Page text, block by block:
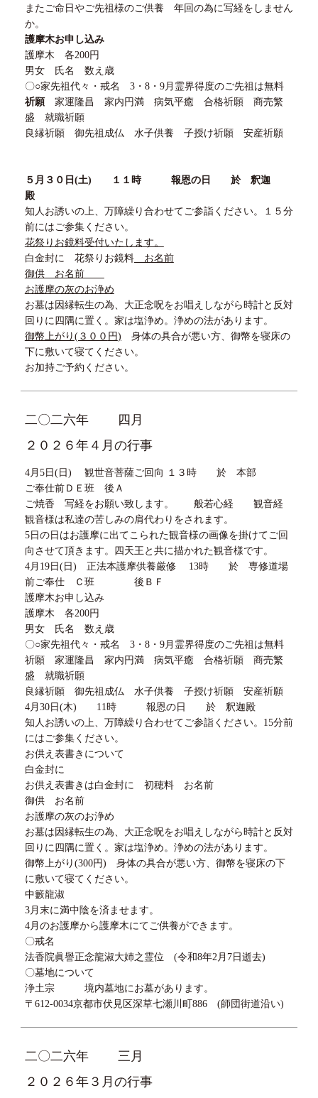
またご命日やご先祖様のご供養 年回の為に写経をしません
か。
護摩木お申し込み
護摩木 各200円
男女 氏名 数え歳
〇○家先祖代々・戒名 3・ 8・ 9月霊界得度のご先祖は無料
祈願 家運隆昌 家内円満 病気平癒 合格祈願 商売繁
盛 就職祈願
良縁祈願 御先祖成仏 水子供養 子授け祈願 安産祈願
５ 月 ３０ 日 (土) １１ 時 報恩の日 於 釈迦
殿
知人お誘いの上、万障繰り合わせてご参詣ください。１５分
前にはご参集ください。
花祭りお鏡料受付いたします。
白金封に 花祭りお鏡料お名前
御供 お名前
お護摩の灰のお浄め
お墓は因縁転生の為、大正念呪をお唱えしながら時計と反対
回りに四隅に置く。家は塩浄め。浄めの法があります。
御幣上がり (３００ 円) 身体の具合が悪い方、御幣を寝床の
下に敷いて寝てください。
お加持ご予約ください。
二〇二六年
四月
２０２６年４月の行事
4月5日(日) 観世音菩薩ご回向 １３時 於 本部
ご奉仕前ＤＥ班 後Ａ
ご焼香 写経をお願い致します。 般若心経 観音経
観音様は私達の苦しみの肩代わりをされます。
5日の日はお護摩に出てこられた観音様の画像を掛けてご回
向させて頂きます。四天王と共に描かれた観音様です。
4月19日(日) 正法本護摩供養厳修 13時 於 専修道場
前ご奉仕 Ｃ班 後ＢＦ
護摩木お申し込み
護摩木 各200円
男女 氏名 数え歳
〇○家先祖代々・戒名 3・8・9月霊界得度のご先祖は無料
祈願 家運隆昌 家内円満 病気平癒 合格祈願 商売繁
盛 就職祈願
良縁祈願 御先祖成仏 水子供養 子授け祈願 安産祈願
4月30日(木) 11時 報恩の日 於 釈迦殿
知人お誘いの上、万障繰り合わせてご参詣ください。15分前
にはご参集ください。
お供え表書きについて
白金封に
お供え表書きは白金封に 初穂料 お名前
御供 お名前
お護摩の灰のお浄め
お墓は因縁転生の為、大正念呪をお唱えしながら時計と反対
回りに四隅に置く。家は塩浄め。浄めの法があります。
御幣上がり(300円) 身体の具合が悪い方、御幣を寝床の下
に敷いて寝てください。
中籔龍淑
3月末に満中陰を済ませます。
4月のお護摩から護摩木にてご供養ができます。
〇戒名
法香院眞譽正念龍淑大姉之霊位 (令和8年2月7日逝去)
〇墓地について
浄土宗 境内墓地にお墓があります。
〒612-0034京都市伏見区深草七瀬川町886 (師団街道沿い)
二〇二六年
三月
２０２６年３月の行事